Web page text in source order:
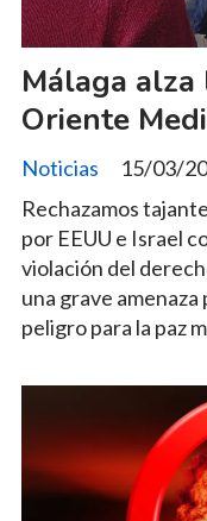
Málaga
Oriente
Noticias
15/03/
Rechazamos
por EEUU e Israel
violación del
una grave amenaza
peligro para la paz